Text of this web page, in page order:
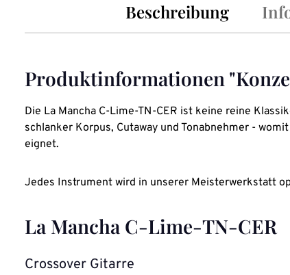
Beschreibung
Produktinformationen
Die La Mancha C-Lime-TN-CER ist keine reine
schlanker Korpus, Cutaway und Tonabnehmer -
eignet.
Jedes Instrument wird in unserer Meisterwerkstatt
La Mancha C-Lime-TN-CER
Crossover Gitarre